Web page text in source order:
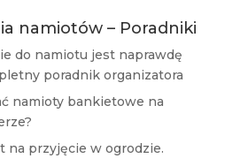
namiotów – Poradniki
do namiotu jest naprawdę
poradnik organizatora
namioty bankietowe na
na przyjęcie w ogrodzie.